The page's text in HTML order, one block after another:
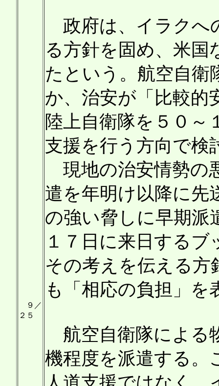
９／
２５
政府は、イラクへ
る方針を固め、米国
たという。航空自衛
か、治安が「比較的
陸上自衛隊を５０～
支援を行う方向で検
現地の治安情勢の
遣を年明け以降に先
の強い脅しに早期派
１７日に来日する
その考えを伝える方
も「相応の負担」を
航空自衛隊による
機程度を派遣する。